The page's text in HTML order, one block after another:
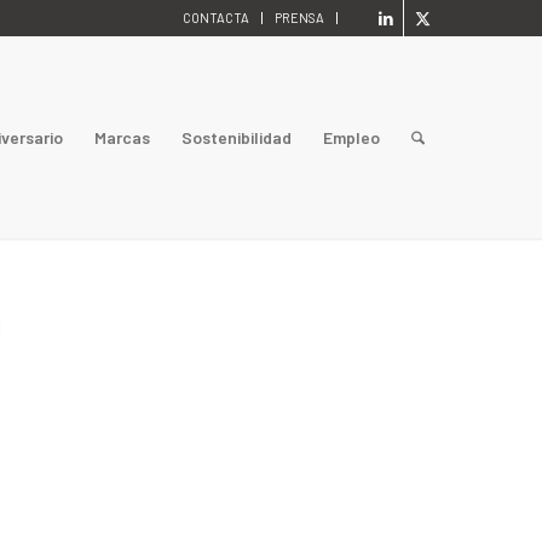
CONTACTA PRENSA
Marcas Sostenibilidad Empleo